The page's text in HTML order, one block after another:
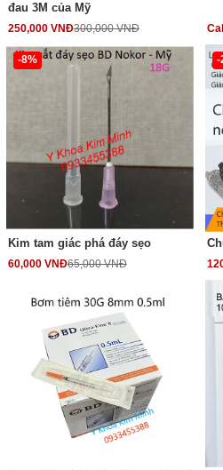
đau 3M của Mỹ
250,000 VNĐ300,000 VNĐ Call
-8%
Kim tam giác phá đáy sẹo
60,000 VNĐ65,000 VNĐ
-